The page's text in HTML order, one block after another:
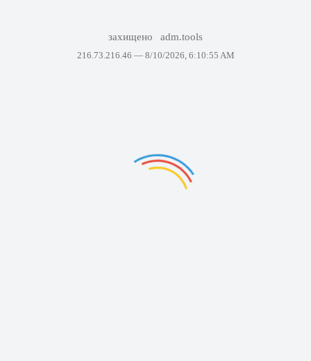
захищено adm.tools
216.73.216.46 — 8/10/2026, 6:10:55 AM